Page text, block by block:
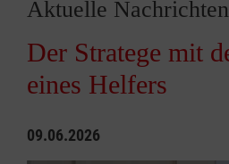
Aktuelle Nachrichten
Der Stratege mit
eines Helfers
09.06.2026